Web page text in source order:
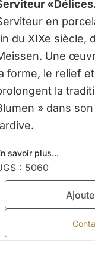
en
du XIXe siècle,
Une
forme, le relief
la
» dans
savoir plus...
: 5060